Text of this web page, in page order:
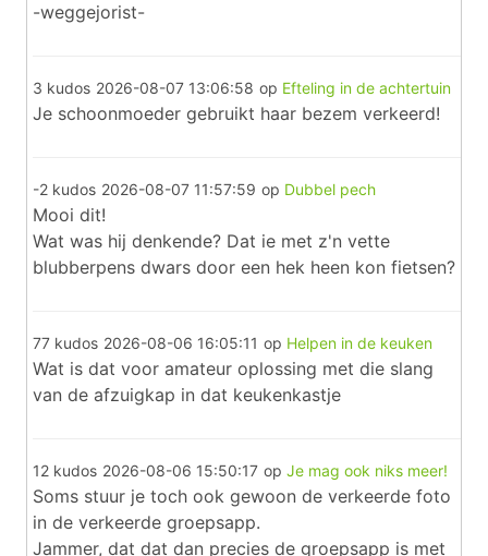
-weggejorist-
3 kudos 2026-08-07 13:06:58 op Efteling in de achtertuin
Je schoonmoeder gebruikt haar bezem verkeerd!
-2 kudos 2026-08-07 11:57:59 op Dubbel pech
Mooi dit!
Wat was hij denkende? Dat ie met z'n vette
blubberpens dwars door een hek heen kon fietsen?
77 kudos 2026-08-06 16:05:11 op Helpen in de keuken
Wat is dat voor amateur oplossing met die slang
van de afzuigkap in dat keukenkastje
12 kudos 2026-08-06 15:50:17 op Je mag ook niks meer!
Soms stuur je toch ook gewoon de verkeerde foto
in de verkeerde groepsapp.
Jammer, dat dat dan precies de groepsapp is met